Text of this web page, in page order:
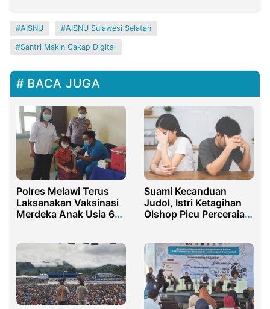
AISNU AISNU Sulawesi Selatan
Santri Makin Cakap Digital
BACA JUGA
Polres Melawi Terus
Laksanakan Vaksinasi
Merdeka Anak Usia 6-
Suami Kecanduan
Judol, Istri Ketagihan
Olshop Picu Perceraian